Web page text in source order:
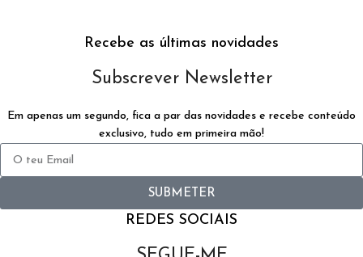
Recebe as últimas novidades
Subscrever Newsletter
Em apenas um segundo, fica a par das novidades e recebe conteúdo
exclusivo, tudo em primeira mão!
SUBMETER
REDES SOCIAIS